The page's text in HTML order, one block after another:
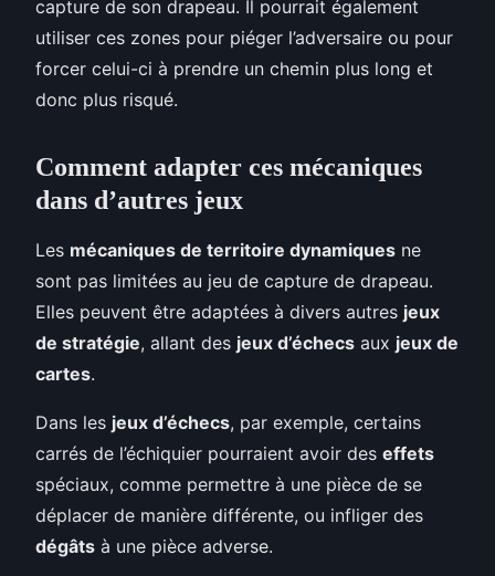
capture de son drapeau. Il pourrait également
utiliser ces zones pour piéger l’adversaire ou pour
forcer celui-ci à prendre un chemin plus long et
donc plus risqué.
Comment adapter ces mécaniques
dans d’autres jeux
Les mécaniques de territoire dynamiques ne
sont pas limitées au jeu de capture de drapeau.
Elles peuvent être adaptées à divers autres jeux
de stratégie, allant des jeux d’échecs aux jeux de
cartes.
Dans les jeux d’échecs, par exemple, certains
carrés de l’échiquier pourraient avoir des effets
spéciaux, comme permettre à une pièce de se
déplacer de manière différente, ou infliger des
dégâts à une pièce adverse.